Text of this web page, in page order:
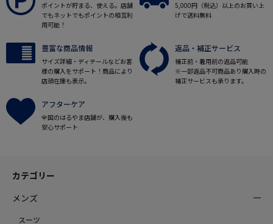
ポイントが貯まる、使える。店舗
でもネットでもポイントの相互利
用可能！
5,000円（税込）以上のお買い上
げで送料無料
豊富な商品情報
サイズ詳細・ディテールなどお客
様の購入をサポート！商品により
店頭在庫も表示。
返品・補正サービス
補正前・着用前の返品可能
※一部返品不可商品あり購入時の
補正サービスも承ります。
アフターケア
全国のはるやま店舗が、購入後も
安心サポート
カテゴリー
メンズ
スーツ